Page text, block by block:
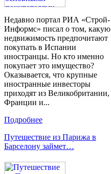
Недавно портал РИА «Строй-
Информс» писал о том, какую
недвижимость предпочитают
покупать в Испании
иностранцы. Но кто именно
покупает это имущество?
Оказывается, что крупные
иностранные инвесторы
приходят из Великобритании,
Франции и...
Подробнее
Путешествие из Парижа в
Барселону займет…